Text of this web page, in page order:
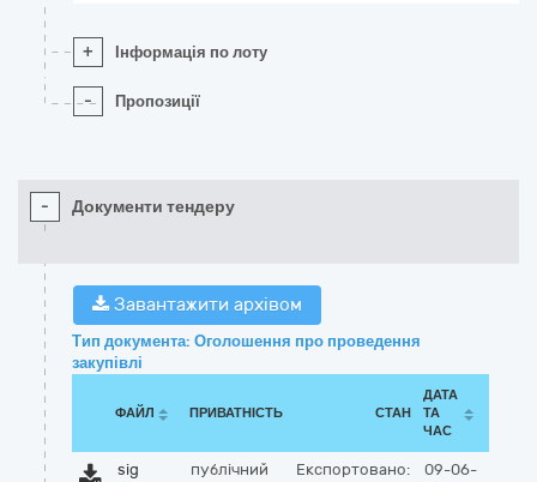
+ Інформація по лоту
- Пропозиції
- Документи тендеру
Завантажити архівом
Тип документа: Оголошення про проведення
закупівлі
ФАЙЛ ПРИВАТНІСТЬ СТАН
ДАТА
ТА
ЧАС
sig
публічний Експортовано:
09-06-